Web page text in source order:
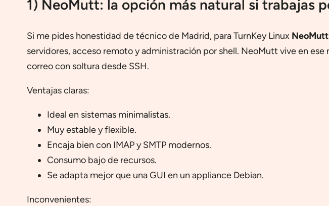
1) NeoMutt: la opción más natural si trabajas
Si me pides honestidad de técnico de Madrid, para TurnKey Linux NeoMutt
servidores, acceso remoto y administración por shell. NeoMutt vive en
correo con soltura desde SSH.
Ventajas claras:
Ideal en sistemas minimalistas.
Muy estable y flexible.
Encaja bien con IMAP y SMTP modernos.
Consumo bajo de recursos.
Se adapta mejor que una GUI en un appliance Debian.
Inconvenientes: